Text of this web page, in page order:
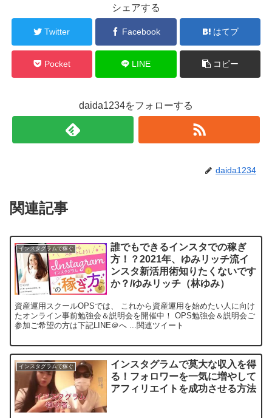
シェアする
Twitter Facebook はてブ
Pocket LINE コピー
daida1234をフォローする
daida1234
関連記事
インスタグラムで稼ぐ
誰でもできるインスタでの稼ぎ
方！？2021年、ゆみリッチ流イ
ンスタ新活用術知りたくないです
か？/ゆみリッチ（林ゆみ）
資産運用スクールOPSでは、 これから資産運用を始めたい人に向け
たオンライン事前勉強会＆説明会を開催中！ OPS勉強会＆説明会ご
参加ご希望の方は下記LINE＠へ ...関連ツイート
インスタグラムで稼ぐ
インスタグラムで莫大な収入を得
る！フォロワーを一気に増やして
アフィリエイトを成功させる方法